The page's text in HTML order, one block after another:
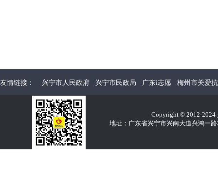
友情链接： 兴宁市人民政府 兴宁市民政局 广东i志愿 梅州市关爱
Copyright © 2012-
地址：广东省兴宁市兴南大道兴鸿一